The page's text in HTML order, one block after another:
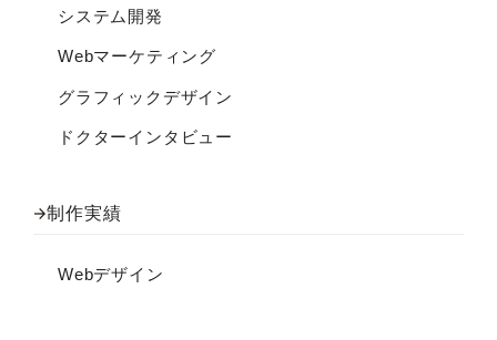
システム開発
Webマーケティング
グラフィックデザイン
ドクターインタビュー
制作実績
Webデザイン